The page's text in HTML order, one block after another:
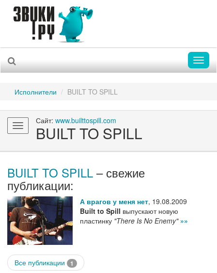
Исполнители BUILT TO SPILL
Toggle
navigation
Сайт: www.builttospill.com
BUILT TO SPILL
BUILT TO SPILL – свежие
публикации:
А врагов у меня нет, 19.08.2009
Built to Spill выпускают новую
пластинку "There Is No Enemy" »»
Все публикации 1